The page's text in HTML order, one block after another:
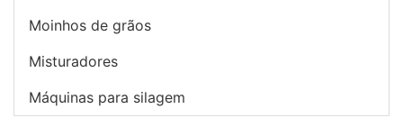
Moinhos de grãos
Misturadores
Máquinas para silagem